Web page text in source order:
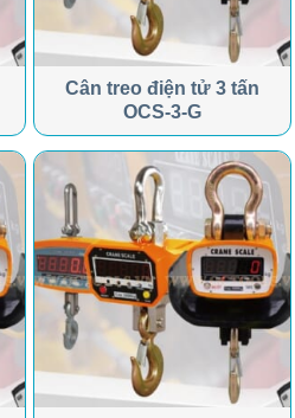
Cân treo điện tử 3 tấn
OCS-3-G